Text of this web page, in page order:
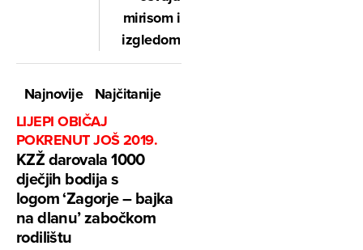
mirisom i
izgledom
Najnovije
Najčitanije
LIJEPI OBIČAJ
POKRENUT JOŠ 2019.
KZŽ darovala 1000
dječjih bodija s
logom ‘Zagorje – bajka
na dlanu’ zabočkom
rodilištu